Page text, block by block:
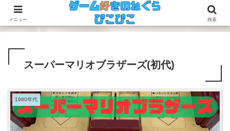
今のゲームも昔のゲームも面白い！
スーパーマリオブラザーズ(初代)
1980年代
メニュー 検索